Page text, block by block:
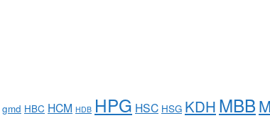
gmd HBC HCM HDB HPG HSC HSG KDH MBB